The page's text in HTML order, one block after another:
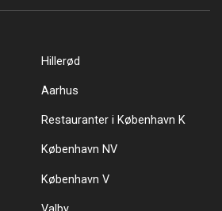
Hillerød
Aarhus
Restauranter i København K
København NV
København V